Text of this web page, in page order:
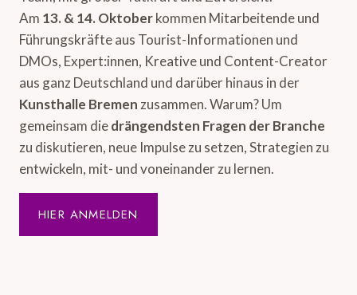
Am 13. & 14. Oktoberkommen Mitarbeitende und
Führungskräfte aus Tourist-Informationen und
DMOs, Expert:innen, Kreative und Content-Creator
aus ganz Deutschland und darüber hinaus in der
Kunsthalle Bremen zusammen. Warum? Um
gemeinsam diedrängendsten Fragen der Branche
zu diskutieren, neue Impulse zu setzen, Strategien zu
entwickeln, mit- und voneinander zu lernen.
HIER ANMELDEN